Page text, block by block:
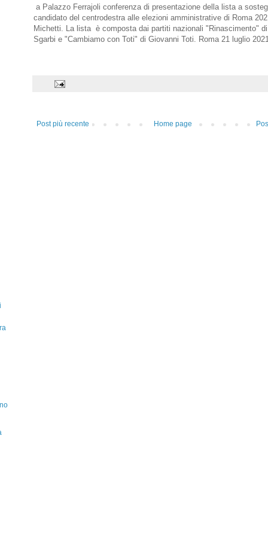
a Palazzo Ferrajoli conferenza di presentazione della lista a
candidato del centrodestra alle elezioni amministrative di Roma
Michetti. La lista è composta dai partiti nazionali "Rinascimento"
Sgarbi e "Cambiamo con Toti" di Giovanni Toti. Roma 21 luglio
Post più recente Home page